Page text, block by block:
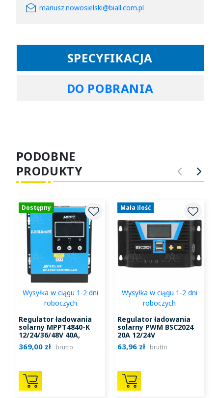
mariusz.nowosielski@biall.com.pl
SPECYFIKACJA
DO POBRANIA
PODOBNE
PRODUKTY
Dostępny
Wysyłka w ciągu 1-2 dni
roboczych
Regulator ładowania
solarny MPPT4840-K
12/24/36/48V 40A,
PV150V
369,00 zł brutto
Mała ilość
Wysyłka w ciągu 1-2 dni
roboczych
Regulator ładowania
solarny PWM BSC2024
20A 12/24V
63,96 zł brutto